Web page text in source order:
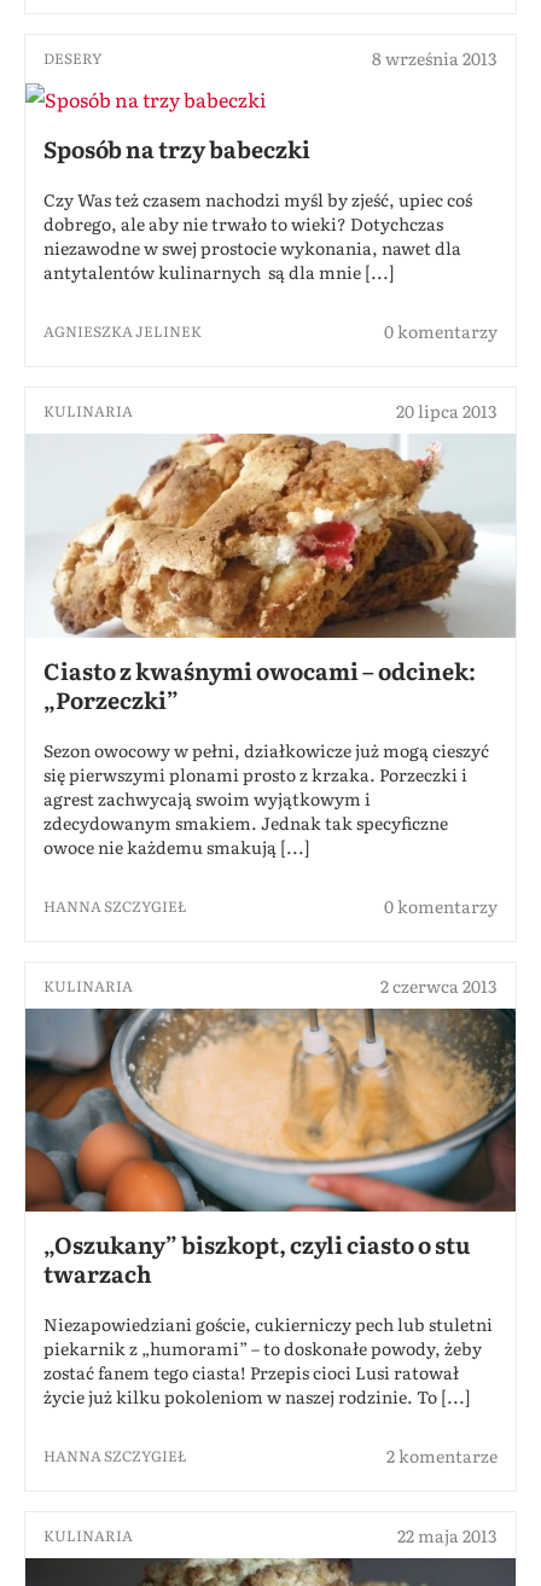
DESERY 8 września 2013
Sposób na trzy babeczki
Czy Was też czasem nachodzi myśl by zjeść, upiec coś
dobrego, ale aby nie trwało to wieki? Dotychczas
niezawodne w swej prostocie wykonania, nawet dla
antytalentów kulinarnych są dla mnie [...]
AGNIESZKA JELINEK 0 komentarzy
KULINARIA 20 lipca 2013
Ciasto z kwaśnymi owocami – odcinek:
„Porzeczki”
Sezon owocowy w pełni, działkowicze już mogą cieszyć
się pierwszymi plonami prosto z krzaka. Porzeczki i
agrest zachwycają swoim wyjątkowym i
zdecydowanym smakiem. Jednak tak specyficzne
owoce nie każdemu smakują [...]
HANNA SZCZYGIEŁ 0 komentarzy
KULINARIA 2 czerwca 2013
„Oszukany” biszkopt, czyli ciasto o stu
twarzach
Niezapowiedziani goście, cukierniczy pech lub stuletni
piekarnik z „humorami” – to doskonałe powody, żeby
zostać fanem tego ciasta! Przepis cioci Lusi ratował
życie już kilku pokoleniom w naszej rodzinie. To [...]
HANNA SZCZYGIEŁ 2 komentarze
KULINARIA 22 maja 2013